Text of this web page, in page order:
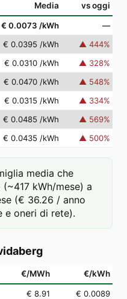
Media vs oggi
€ 0.0073 /kWh
—
€ 0.0395 /kWh ▲ 444%
€ 0.0310 /kWh ▲ 328%
€ 0.0470 /kWh ▲ 548%
€ 0.0315 /kWh ▲ 334%
€ 0.0485 /kWh ▲ 569%
€ 0.0435 /kWh ▲ 500%
media che
kWh/mese) a
(€ 36.26 / anno
e oneri di rete).
€/MWh €/kWh
€ 8.91
€ 0.0089